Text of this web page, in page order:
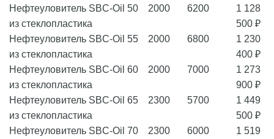
Нефтеуловитель SBC-Oil 50
из стеклопластика
2000 6200
1 128
500 ₽
Нефтеуловитель SBC-Oil 55
из стеклопластика
2000 6800
1 230
400 ₽
Нефтеуловитель SBC-Oil 60
из стеклопластика
2000 7000
1 273
900 ₽
Нефтеуловитель SBC-Oil 65
из стеклопластика
2300 5700
1 449
500 ₽
Нефтеуловитель SBC-Oil 70
2300 6000
1 519